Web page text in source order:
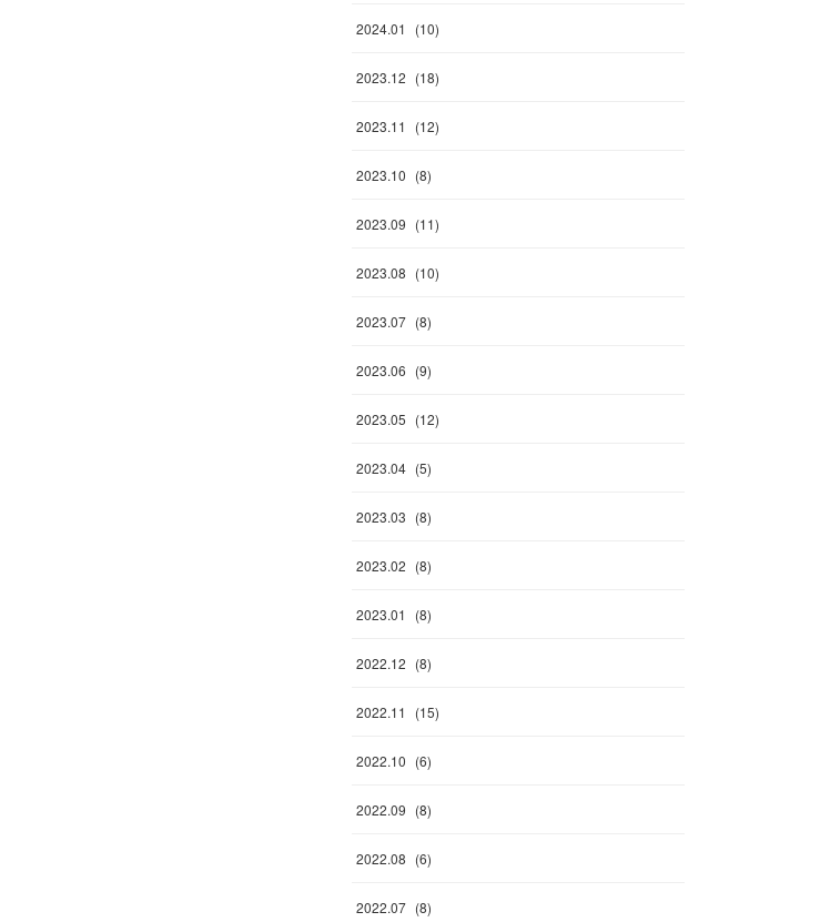
2024.01 (10)
2023.12 (18)
2023.11 (12)
2023.10 (8)
2023.09 (11)
2023.08 (10)
2023.07 (8)
2023.06 (9)
2023.05 (12)
2023.04 (5)
2023.03 (8)
2023.02 (8)
2023.01 (8)
2022.12 (8)
2022.11 (15)
2022.10 (6)
2022.09 (8)
2022.08 (6)
2022.07 (8)